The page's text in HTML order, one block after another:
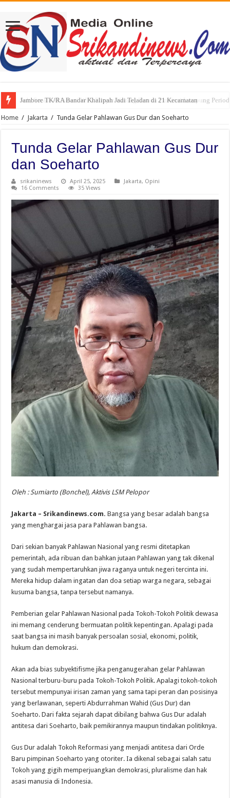
Sah, Secara Aklamasi WFS Pimpin Karang Taruna Provinsi Lampung
Home / Jakarta / Tunda Gelar Pahlawan Gus Dur dan Soeharto
Tunda Gelar Pahlawan Gus Dur
dan Soeharto
srikaninews April 25, 2025 Jakarta, Opini
16 Comments
35 Views
Oleh : Sumiarto (Bonchel), Aktivis LSM Pelopor
Jakarta – Srikandinews.com. Bangsa yang besar adalah bangsa
yang menghargai jasa para Pahlawan bangsa.
Dari sekian banyak Pahlawan Nasional yang resmi ditetapkan
pemerintah, ada ribuan dan bahkan jutaan Pahlawan yang tak dikenal
yang sudah mempertaruhkan jiwa raganya untuk negeri tercinta ini.
Mereka hidup dalam ingatan dan doa setiap warga negara, sebagai
kusuma bangsa, tanpa tersebut namanya.
Pemberian gelar Pahlawan Nasional pada Tokoh-Tokoh Politik dewasa
ini memang cenderung bermuatan politik kepentingan. Apalagi pada
saat bangsa ini masih banyak persoalan sosial, ekonomi, politik,
hukum dan demokrasi.
Akan ada bias subyektifisme jika penganugerahan gelar Pahlawan
Nasional terburu-buru pada Tokoh-Tokoh Politik. Apalagi tokoh-tokoh
tersebut mempunyai irisan zaman yang sama tapi peran dan posisinya
yang berlawanan, seperti Abdurrahman Wahid (Gus Dur) dan
Soeharto. Dari fakta sejarah dapat dibilang bahwa Gus Dur adalah
antitesa dari Soeharto, baik pemikirannya maupun tindakan politiknya.
Gus Dur adalah Tokoh Reformasi yang menjadi antitesa dari Orde
Baru pimpinan Soeharto yang otoriter. Ia dikenal sebagai salah satu
Tokoh yang gigih memperjuangkan demokrasi, pluralisme dan hak
asasi manusia di Indonesia.